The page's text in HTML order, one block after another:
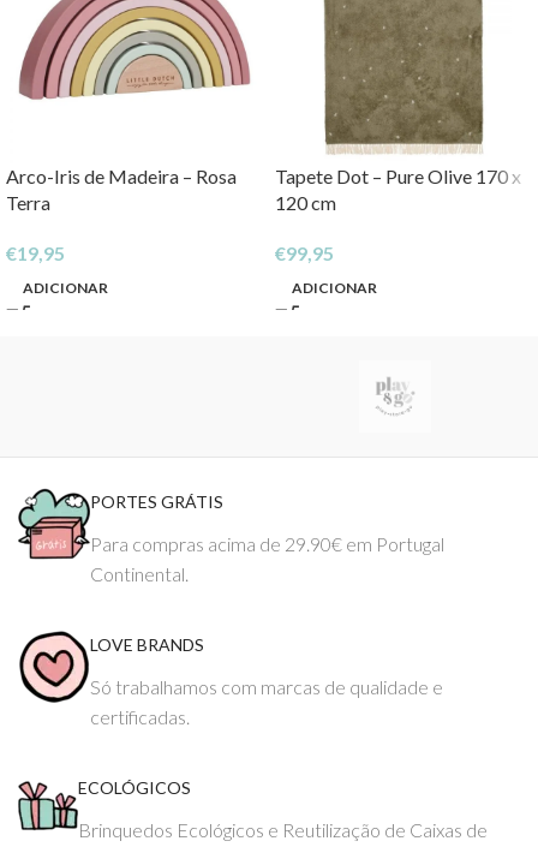
Arco-Iris de Madeira – Rosa
Terra
€19,95
ADICIONAR
Tapete Dot – Pure Olive 170 x
120 cm
€99,95
ADICIONAR
PORTES GRÁTIS
Para compras acima de 29.90€ em Portugal
Continental.
LOVE BRANDS
Só trabalhamos com marcas de qualidade e
certificadas.
ECOLÓGICOS
Brinquedos Ecológicos e Reutilização de Caixas de